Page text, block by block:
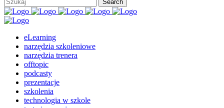
eLearning
narzędzia szkoleniowe
narzędzia trenera
offtopic
podcasty
prezentacje
szkolenia
technologia w szkole